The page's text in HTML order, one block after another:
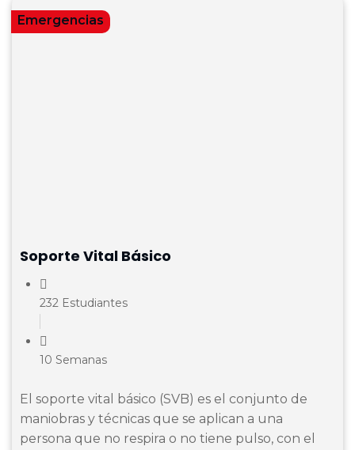
Emergencias
Soporte Vital Básico
232 Estudiantes
10 Semanas
El soporte vital básico (SVB) es el conjunto de
maniobras y técnicas que se aplican a una
persona que no respira o no tiene pulso, con el